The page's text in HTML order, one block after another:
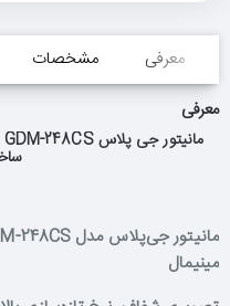
معرفی مشخصات
معرفی
مینیمال